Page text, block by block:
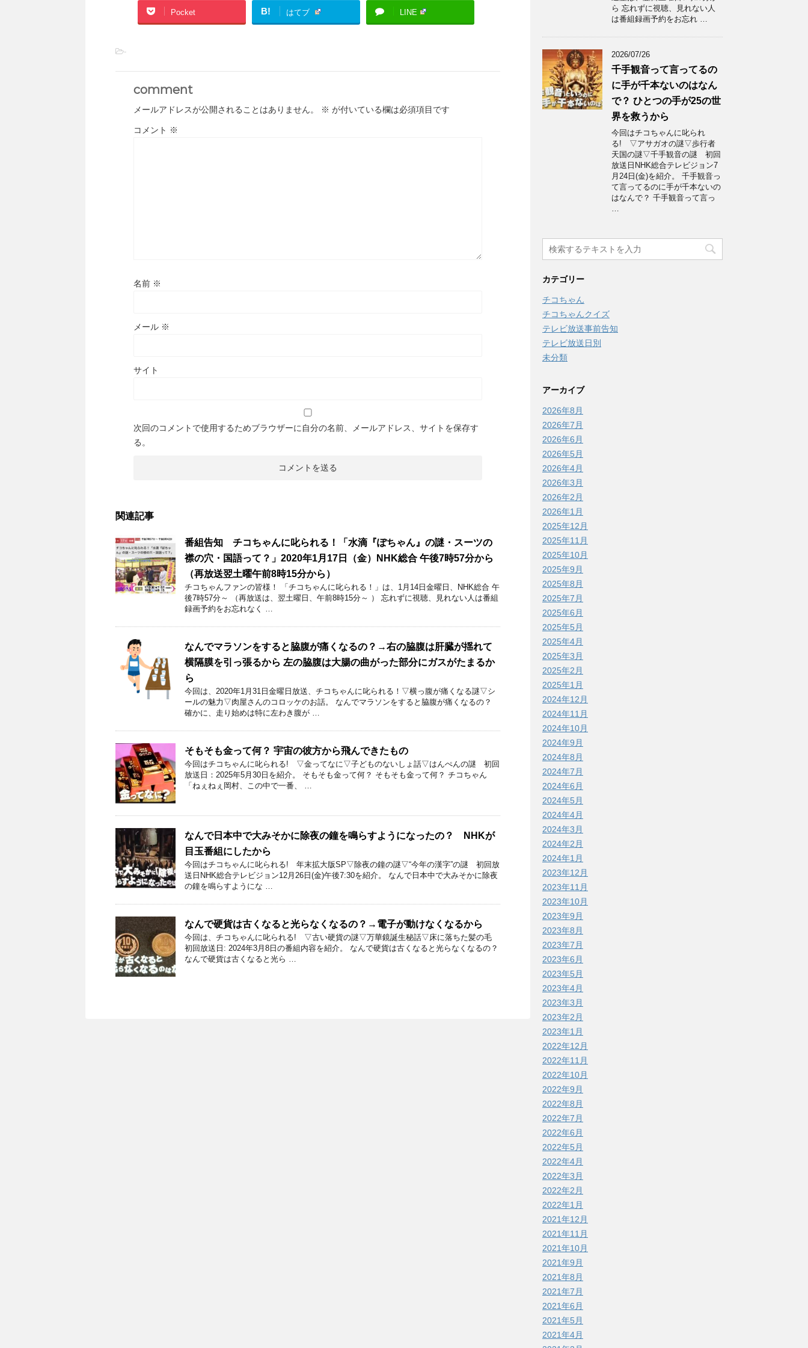
Pocket B! はてブ LINE
-
comment
メールアドレスが公開されることはありません。 ※ が付いている欄は必須項目です
コメント ※
名前 ※
メール ※
サイト
次回のコメントで使用するためブラウザーに自分の名前、メールアドレス、サイトを保存す
る。
関連記事
番組告知 チコちゃんに叱られる！「水滴『ぽちゃん』の謎・スーツの
襟の穴・国語って？」2020年1月17日（金）NHK総合 午後7時57分から
（再放送翌土曜午前8時15分から）
チコちゃんファンの皆様！ 「チコちゃんに叱られる！」​は、1月14日金曜日、NHK総合 午
後7時57分～ （再放送は、翌土曜日、午前8時15分～ ） 忘れずに視聴、見れない人は番組
録画予約をお忘れなく …
なんでマラソンをすると脇腹が痛くなるの？→右の脇腹は肝臓が揺れて
横隔膜を引っ張るから 左の脇腹は大腸の曲がった部分にガスがたまるか
ら
今回は、2020年1月31日金曜日放送、チコちゃんに叱られる！▽横っ腹が痛くなる謎▽シ
ールの魅力▽肉屋さんのコロッケのお話。 なんでマラソンをすると脇腹が痛くなるの？
確かに、走り始めは特に左わき腹が …
そもそも金って何？ 宇宙の彼方から飛んできたもの
今回はチコちゃんに叱られる! ▽金ってなに▽子どものないしょ話▽はんぺんの謎 初回
放送日：2025年5月30日を紹介。 そもそも金って何？ そもそも金って何？ チコちゃん
「ねぇねぇ岡村、この中で一番、 …
なんで日本中で大みそかに除夜の鐘を鳴らすようになったの？ NHKが
目玉番組にしたから
今回はチコちゃんに叱られる! 年末拡大版SP▽除夜の鐘の謎▽“今年の漢字”の謎 初回放
送日NHK総合テレビジョン12月26日(金)午後7:30を紹介。 なんで日本中で大みそかに除夜
の鐘を鳴らすようにな …
なんで硬貨は古くなると光らなくなるの？→電子が動けなくなるから
今回は、チコちゃんに叱られる! ▽古い硬貨の謎▽万華鏡誕生秘話▽床に落ちた髪の毛
初回放送日: 2024年3月8日の番組内容を紹介。 なんで硬貨は古くなると光らなくなるの？
なんで硬貨は古くなると光ら …
ら 忘れずに視聴、見れない人
は番組録画予約をお忘れ …
2026/07/26
千手観音って言ってるの
に手が千本ないのはなん
で？ ひとつの手が25の世
界を救うから
今回はチコちゃんに叱られ
る! ▽アサガオの謎▽歩行者
天国の謎▽千手観音の謎 初回
放送日NHK総合テレビジョン7
月24日(金)を紹介。 千手観音っ
て言ってるのに手が千本ないの
はなんで？ 千手観音って言っ
…
カテゴリー
チコちゃん
チコちゃんクイズ
テレビ放送事前告知
テレビ放送日別
未分類
アーカイブ
2026年8月
2026年7月
2026年6月
2026年5月
2026年4月
2026年3月
2026年2月
2026年1月
2025年12月
2025年11月
2025年10月
2025年9月
2025年8月
2025年7月
2025年6月
2025年5月
2025年4月
2025年3月
2025年2月
2025年1月
2024年12月
2024年11月
2024年10月
2024年9月
2024年8月
2024年7月
2024年6月
2024年5月
2024年4月
2024年3月
2024年2月
2024年1月
2023年12月
2023年11月
2023年10月
2023年9月
2023年8月
2023年7月
2023年6月
2023年5月
2023年4月
2023年3月
2023年2月
2023年1月
2022年12月
2022年11月
2022年10月
2022年9月
2022年8月
2022年7月
2022年6月
2022年5月
2022年4月
2022年3月
2022年2月
2022年1月
2021年12月
2021年11月
2021年10月
2021年9月
2021年8月
2021年7月
2021年6月
2021年5月
2021年4月